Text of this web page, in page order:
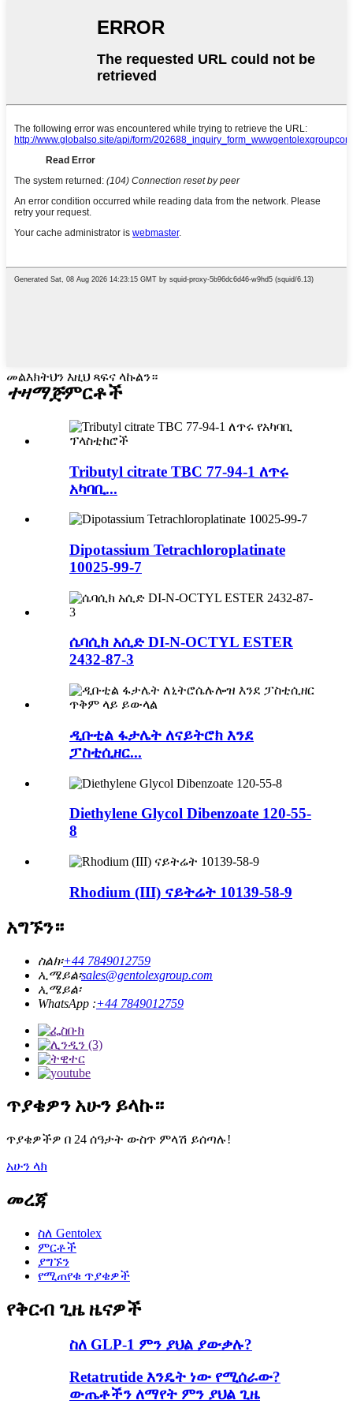
መልእክትህን እዚህ ጻፍና ላኩልን።
ተዛማጅምርቶች
Tributyl citrate TBC 77-94-1 ለጥሩ
አካባቢ...
Dipotassium Tetrachloroplatinate
10025-99-7
ሴባሲክ አሲድ DI-N-OCTYL ESTER
2432-87-3
ዲቡቲል ፋታሌት ለናይትሮክ እንደ
ፓስቲሲዘር...
Diethylene Glycol Dibenzoate 120-55-
8
Rhodium (III) ናይትሬት 10139-58-9
አግኙን።
ስልክ፡+44 7849012759
ኢሜይል፡sales@gentolexgroup.com
ኢሜይል፡
WhatsApp :+44 7849012759
ጥያቄዎን አሁን ይላኩ።
ጥያቄዎችዎ በ 24 ሰዓታት ውስጥ ምላሽ ይሰጣሉ!
አሁን ላክ
መረጃ
ስለ Gentolex
ምርቶች
ያግኙን
የሚጠየቁ ጥያቄዎች
የቅርብ ጊዜ ዜናዎች
ስለ GLP-1 ምን ያህል ያውቃሉ?
Retatrutide እንዴት ነው የሚሰራው?
ውጤቶችን ለማየት ምን ያህል ጊዜ